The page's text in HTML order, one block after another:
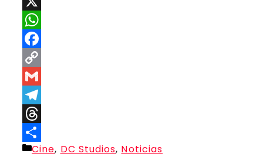
X
WhatsApp
Facebook
Copy
Link
Gmail
Telegram
Threads
Compartir
Categorías
Cine, DC Studios, Noticias